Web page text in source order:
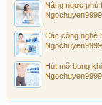
Nâng ngực phù
Ngochuyen9999
Các công nghệ
Ngochuyen9999
Hút mỡ bụng
Ngochuyen9999